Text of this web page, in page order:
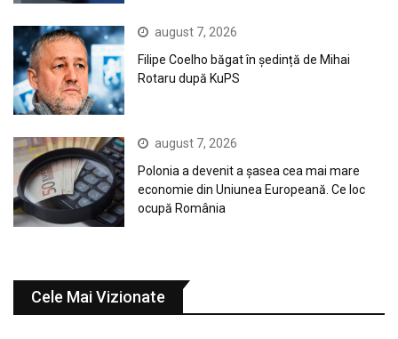
august 7, 2026
Filipe Coelho băgat în ședință de Mihai
Rotaru după KuPS
august 7, 2026
Polonia a devenit a șasea cea mai mare
economie din Uniunea Europeană. Ce loc
ocupă România
Cele Mai Vizionate